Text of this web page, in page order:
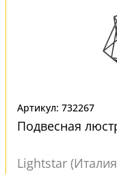
Артикул: 732267
Подвесная
Lightstar